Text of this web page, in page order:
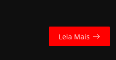
Leia Mais